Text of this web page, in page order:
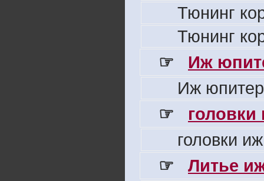
Тюнинг
Тюнинг
☞
Иж
Иж
☞
головки
☞
Литье